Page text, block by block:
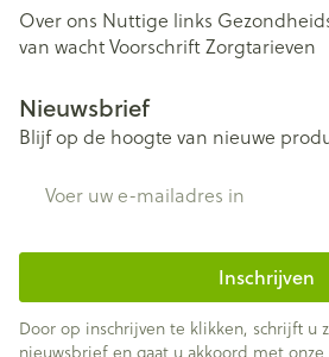
Over ons Nuttige links
van wachtVoorschriftZorgtarieven
Nieuwsbrief
Blijf op de hoogte van nieuwe
Inschrijven
Door op inschrijven te klikken, schrijft u
nieuwsbrief en gaat u akkoord met onze